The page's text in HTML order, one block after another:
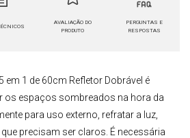
AVALIAÇÃO DO
PRODUTO
PERGUNTAS E
RESPOSTAS
em 1 de 60cm Refletor Dobrável é
os espaços sombreados na hora da
para uso externo, refratar a luz,
precisam ser claros. É necessária